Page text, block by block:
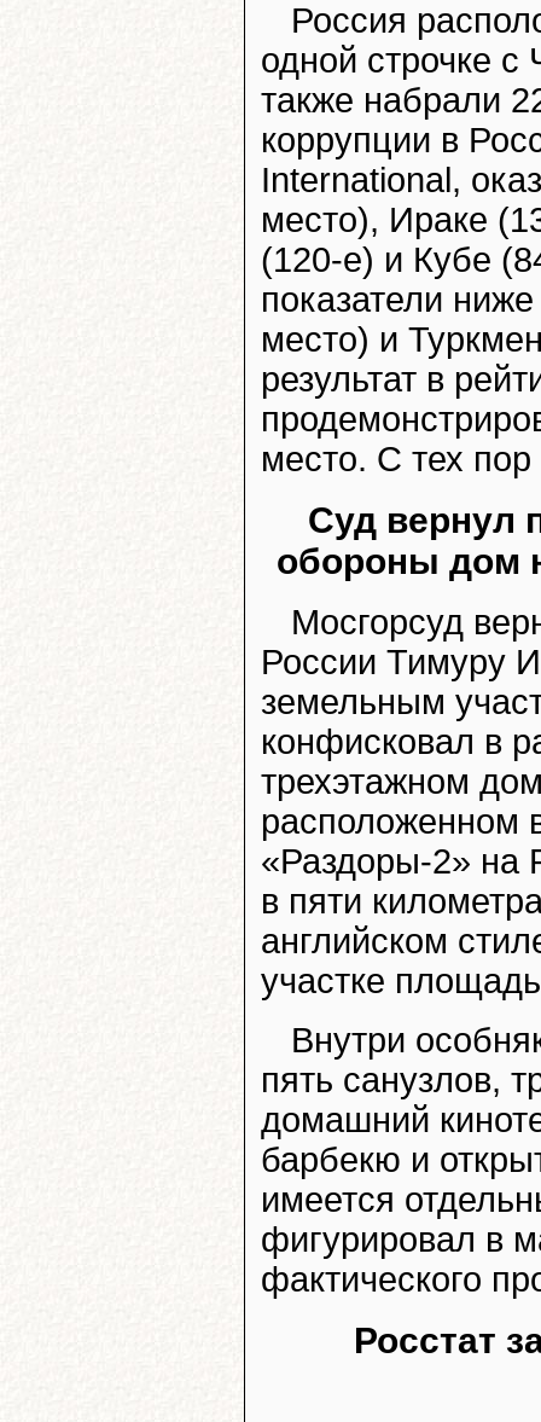
Россия
одной строчке
также набрали
коррупции в
International,
место), Ираке
(120-е) и Кубе
показатели
место) и
результат в
место. С тех
Суд вернул
обороны дом
Мосгорсуд
России Тимуру
земельным
конфисковал в
трехэтажном
расположенном
«Раздоры-2» на
в пяти
английском
участке
Внутри
пять санузлов,
домашний
барбекю и
имеется
фигурировал в
фактического
Росстат